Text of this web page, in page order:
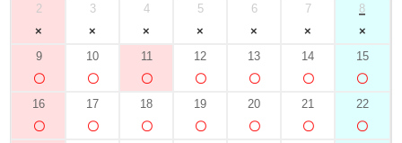
2 3 4 5 6 7 8
9 10 11 12 13 14 15
16 17 18 19 20 21 22